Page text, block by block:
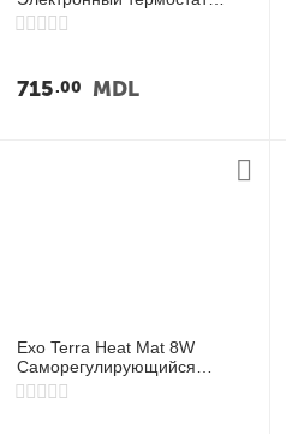
ON/OFF
715 00 MDL
Exo Terra Heat Mat 8W
Саморегулирующийся
термоковрик 20×15 см